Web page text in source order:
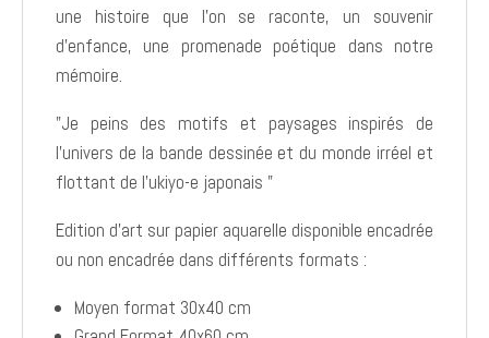
une histoire que l'on se raconte, un souvenir
d'enfance, une promenade poétique dans notre
mémoire.
"Je peins des motifs et paysages inspirés de
l'univers de la bande dessinée et du monde irréel et
flottant de l'ukiyo-e japonais "
Edition d'art sur papier aquarelle disponible encadrée
ou non encadrée dans différents formats :
Moyen format 30x40 cm